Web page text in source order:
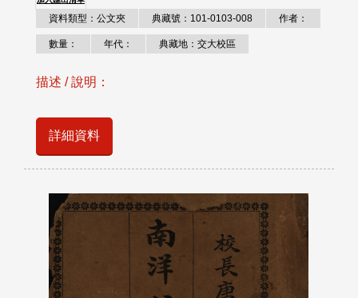
資料類型：公文夾 典藏號：101-0103-008 作者：
數量： 年代： 典藏地：交大校區
描述 / 說明：
詳細資料